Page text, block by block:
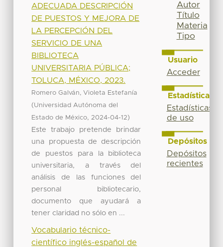
ADECUADA DESCRIPCIÓN
DE PUESTOS Y MEJORA DE
LA PERCEPCIÓN DEL
SERVICIO DE UNA
BIBLIOTECA
UNIVERSITARIA PÚBLICA;
TOLUCA, MÉXICO, 2023.
Romero Galván, Violeta Estefanía
(Universidad Autónoma del
Estado de México, 2024-04-12)
Este trabajo pretende brindar
una propuesta de descripción
de puestos para la biblioteca
universitaria, a través del
análisis de las funciones del
personal bibliotecario,
documento que ayudará a
tener claridad no sólo en ...
Vocabulario técnico-
científico inglés-español de
Autor
Título
Materia
Tipo
Usuario
Acceder
Estadísticas
Estadísticas
de uso
Depósitos
Depósitos
recientes